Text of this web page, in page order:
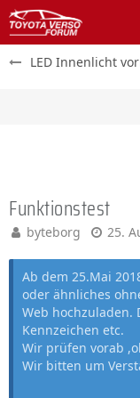
LED Innenlicht
Funktionstest
byteborg 25.
Ab dem 25.Mai
oder ähnliches
Web hochzuladen.
Kennzeichen etc.
Wir prüfen vorab
Wir bitten um